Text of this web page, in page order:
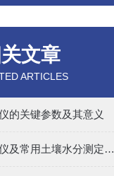
文章
ARTICLES
的关键参数及其意义
土壤水分测定仪及常用土壤水分测定方法介绍